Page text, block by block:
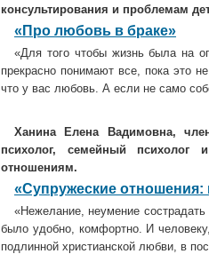
консультирования и проблемам
«Про любовь в браке»
«Для того чтобы жизнь была на
прекрасно понимают все, пока это
что у вас любовь. А если не само
Ханина Елена Вадимовна,
психолог, семейный психолог
отношениям.
«Супружеские отношения:
«Нежелание, неумение
было удобно, комфортно. И
подлинной христианской любви, в